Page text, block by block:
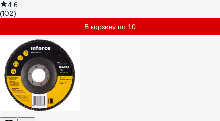
4.6
(102)
В корзину по 10